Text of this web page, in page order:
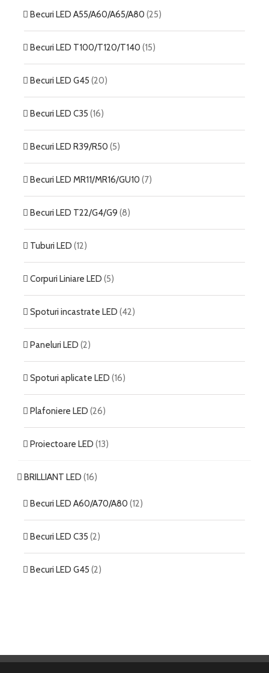
Becuri LED A55/A60/A65/A80 (25)
Becuri LED T100/T120/T140 (15)
Becuri LED G45 (20)
Becuri LED C35 (16)
Becuri LED R39/R50 (5)
Becuri LED MR11/MR16/GU10 (7)
Becuri LED T22/G4/G9 (8)
Tuburi LED (12)
Corpuri Liniare LED (5)
Spoturi incastrate LED (42)
Paneluri LED (2)
Spoturi aplicate LED (16)
Plafoniere LED (26)
Proiectoare LED (13)
BRILLIANT LED (16)
Becuri LED A60/A70/A80 (12)
Becuri LED C35 (2)
Becuri LED G45 (2)